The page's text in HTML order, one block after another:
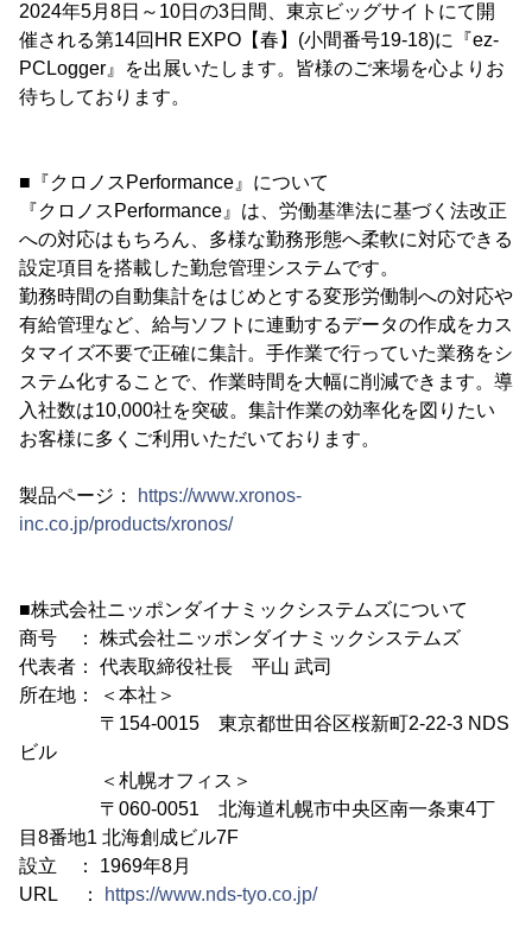
2024年5月8日～10日の3日間、東京ビッグサイトにて開
催される第14回HR EXPO【春】(小間番号19-18)に『ez-
PCLogger』を出展いたします。皆様のご来場を心よりお
待ちしております。
■『クロノスPerformance』について
『クロノスPerformance』は、労働基準法に基づく法改正
への対応はもちろん、多様な勤務形態へ柔軟に対応できる
設定項目を搭載した勤怠管理システムです。
勤務時間の自動集計をはじめとする変形労働制への対応や
有給管理など、給与ソフトに連動するデータの作成をカス
タマイズ不要で正確に集計。手作業で行っていた業務をシ
ステム化することで、作業時間を大幅に削減できます。導
入社数は10,000社を突破。集計作業の効率化を図りたい
お客様に多くご利用いただいております。
製品ページ：
https://www.xronos-
inc.co.jp/products/xronos/
■株式会社ニッポンダイナミックシステムズについて
商号 ： 株式会社ニッポンダイナミックシステムズ
代表者： 代表取締役社長 平山 武司
所在地： ＜本社＞
〒154-0015 東京都世田谷区桜新町2-22-3 NDS
ビル
＜札幌オフィス＞
〒060-0051 北海道札幌市中央区南一条東4丁
目8番地1 北海創成ビル7F
設立 ： 1969年8月
URL ：
https://www.nds-tyo.co.jp/